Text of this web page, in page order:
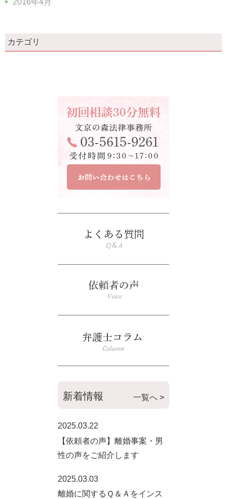
2016年4月
カテゴリ
新着情報 一覧へ >
2025.03.22
【依頼者の声】離婚事案・男
性の声をご紹介します
2025.03.03
離婚に関するＱ＆Ａをインス